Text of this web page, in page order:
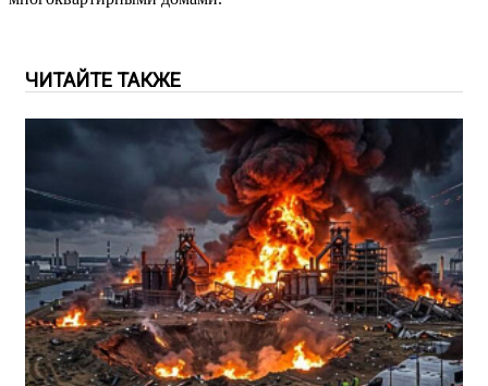
ЧИТАЙТЕ ТАКЖЕ